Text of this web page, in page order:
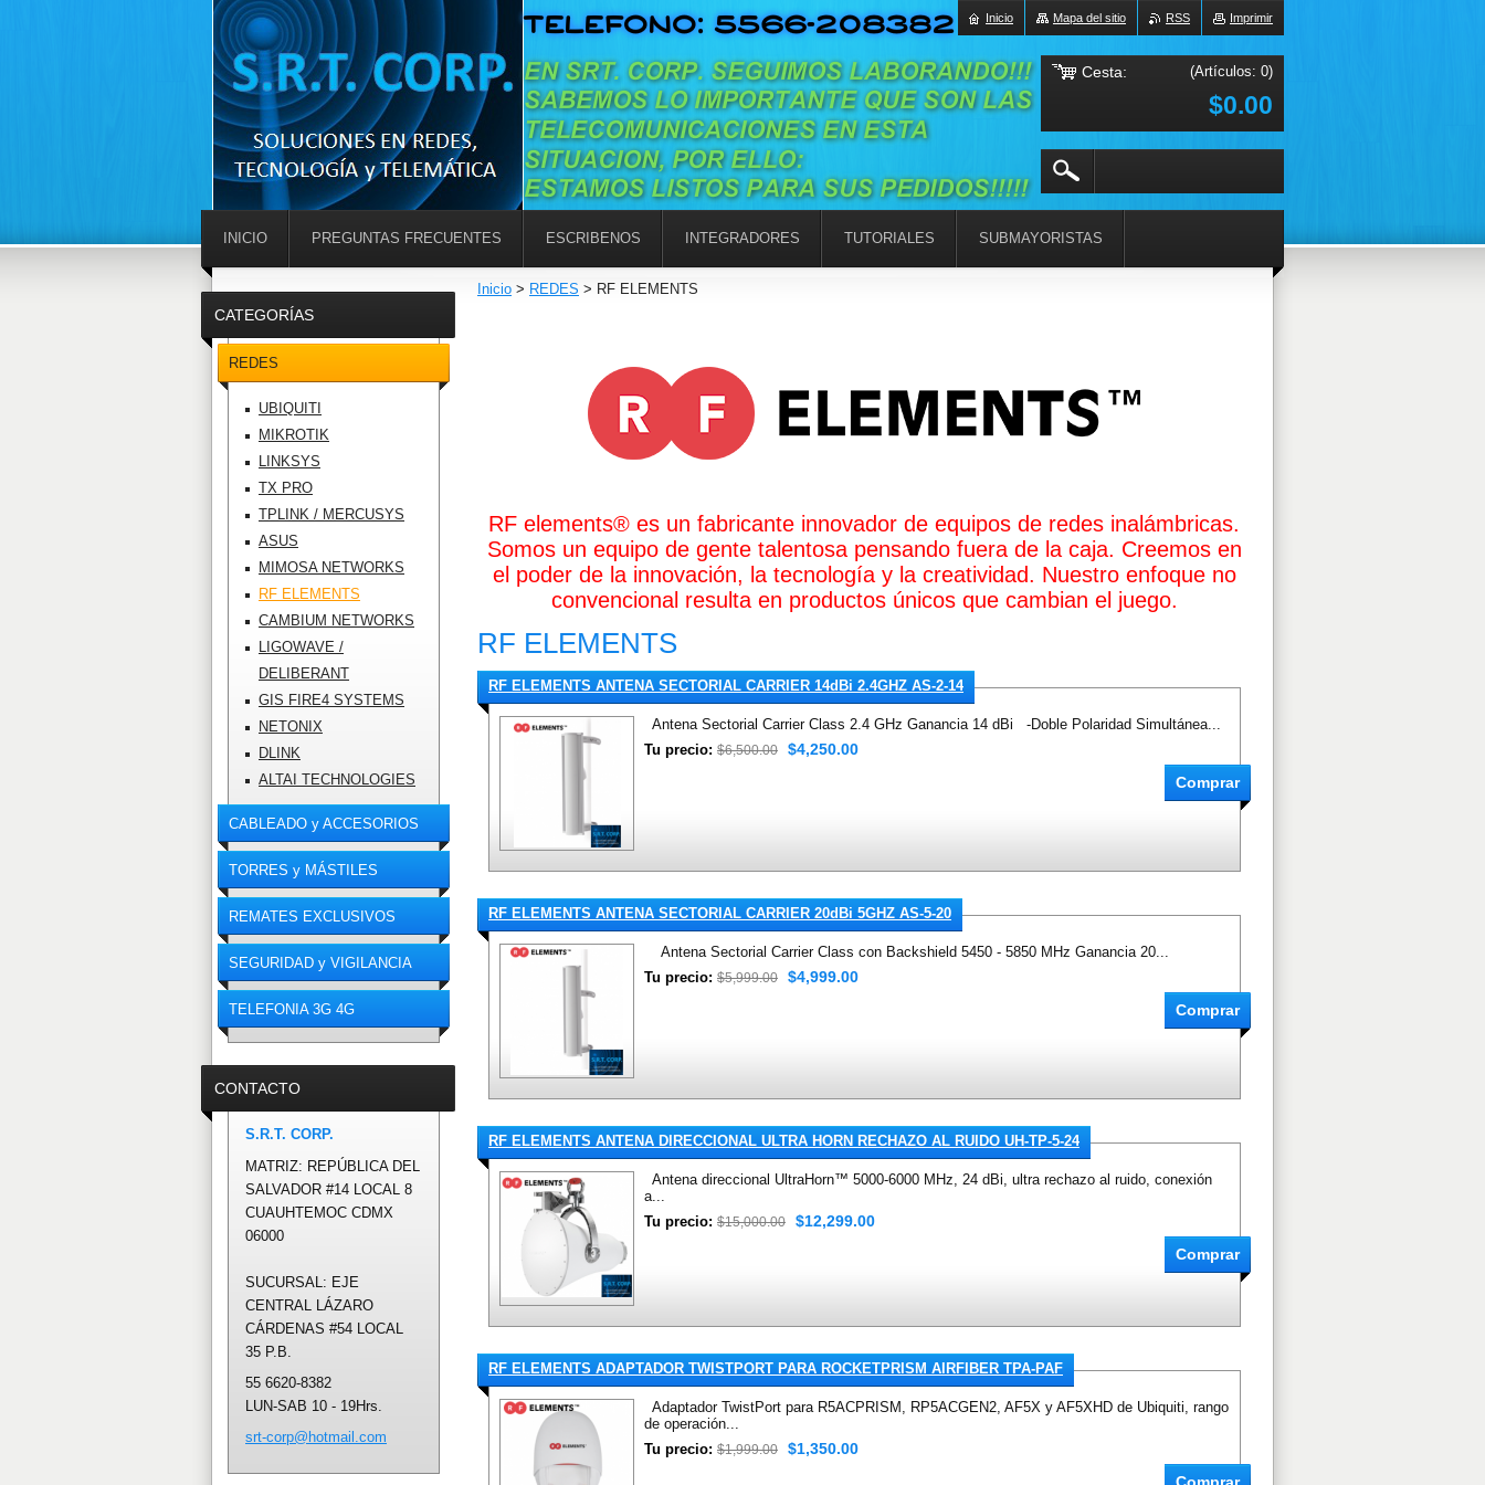
Inicio > REDES > RF ELEMENTS
RF elements® es un fabricante innovador de equipos de redes inalámbricas.
Somos un equipo de gente talentosa pensando fuera de la caja. Creemos en
el poder de la innovación, la tecnología y la creatividad. Nuestro enfoque no
convencional resulta en productos únicos que cambian el juego.
RF ELEMENTS
RF ELEMENTS ANTENA SECTORIAL CARRIER 14dBi 2.4GHZ AS-2-14
Antena Sectorial Carrier Class 2.4 GHz Ganancia 14 dBi -Doble Polaridad Simultánea...
Tu precio: $6,500.00 $4,250.00
RF ELEMENTS ANTENA SECTORIAL CARRIER 20dBi 5GHZ AS-5-20
Antena Sectorial Carrier Class con Backshield 5450 - 5850 MHz Ganancia 20...
Tu precio: $5,999.00 $4,999.00
RF ELEMENTS ANTENA DIRECCIONAL ULTRA HORN RECHAZO AL RUIDO UH-TP-5-24
Antena direccional UltraHorn™ 5000-6000 MHz, 24 dBi, ultra rechazo al ruido, conexión
a...
Tu precio: $15,000.00 $12,299.00
RF ELEMENTS ADAPTADOR TWISTPORT PARA ROCKETPRISM AIRFIBER TPA-PAF
Adaptador TwistPort para R5ACPRISM, RP5ACGEN2, AF5X y AF5XHD de Ubiquiti, rango
de operación...
Tu precio: $1,999.00 $1,350.00
CATEGORÍAS
REDES
UBIQUITI
MIKROTIK
LINKSYS
TX PRO
TPLINK / MERCUSYS
ASUS
MIMOSA NETWORKS
RF ELEMENTS
CAMBIUM NETWORKS
LIGOWAVE /
DELIBERANT
GIS FIRE4 SYSTEMS
NETONIX
DLINK
ALTAI TECHNOLOGIES
CABLEADO y ACCESORIOS
TORRES y MÁSTILES
REMATES EXCLUSIVOS
SEGURIDAD y VIGILANCIA
TELEFONIA 3G 4G
CONTACTO
S.R.T. CORP.
MATRIZ: REPÚBLICA DEL
SALVADOR #14 LOCAL 8
CUAUHTEMOC CDMX
06000
SUCURSAL: EJE
CENTRAL LÁZARO
CÁRDENAS #54 LOCAL
35 P.B.
55 6620-8382
LUN-SAB 10 - 19Hrs.
srt-corp@hotmail .com
INICIO PREGUNTAS FRECUENTES ESCRIBENOS INTEGRADORES TUTORIALES SUBMAYORISTAS
Imprimir
RSS
Mapa del sitio
Inicio
Cesta: (Artículos: 0)
$0.00